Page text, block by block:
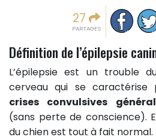
27
PARTAGES
Partager
Définition de l’épilepsie
L’épilepsie est un trouble
cerveau qui se caractérise
crises convulsives
(sans perte de conscience).
du chien est tout à fait normal.